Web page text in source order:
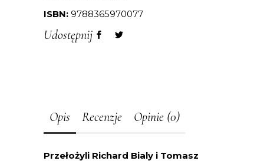
ISBN: 9788365970077
Udostępnij
Opis Recenzje Opinie (0)
Przełożyli Richard Bialy i Tomasz